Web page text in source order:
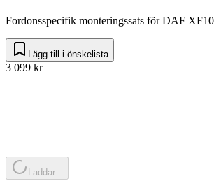
Fordonsspecifik monteringssats för DAF
Lägg till i önskelista
3 099 kr
Laddar...